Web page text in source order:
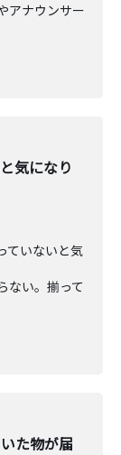
アナウンサー
気になり
ていないと気
。揃って
た物が届